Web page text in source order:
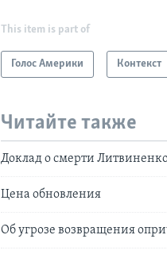
This item is part of
Голос Америки Контекст
Читайте также
Доклад о смерти
Цена обновления
Об угрозе возвращения